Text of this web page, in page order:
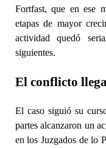
Fortfast, que en ese
etapas de mayor
actividad quedó
siguientes.
El conflicto
El caso siguió su
partes alcanzaron un
en los Juzgados de lo